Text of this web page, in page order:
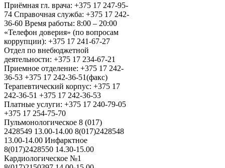
Приёмная гл. врача: +375 17 247-95-
74 Справочная служба: +375 17 242-
36-60 Время работы: 8:00 – 20:00
«Телефон доверия» (по вопросам
коррупции): +375 17 241-67-27
Отдел по внебюджетной
деятельности: +375 17 234-67-21
Приемное отделение: +375 17 242-
36-53 +375 17 242-36-51(факс)
Терапевтический корпус: +375 17
242-36-51 +375 17 242-36-53
Платные услуги: +375 17 240-79-05
+375 17 254-75-70
Пульмонологическое 8 (017)
2428549 13.00-14.00 8(017)2428548
13.00-14.00 Инфарктное
8(017)2428550 14.30-15.00
Кардиологическое №1